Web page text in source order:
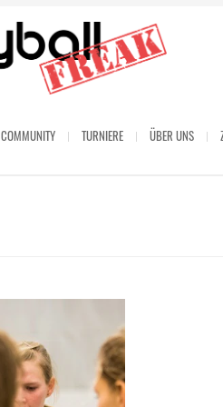
COMMUNITY TURNIERE ÜBER UNS